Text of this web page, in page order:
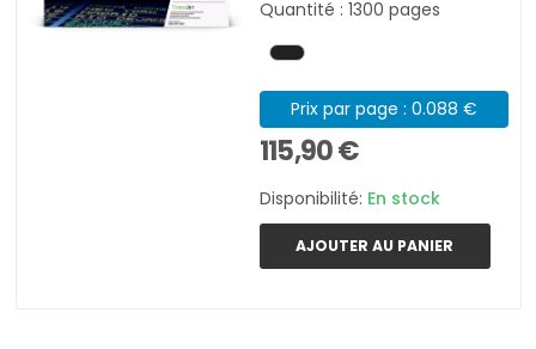
Quantité : 1300 pages
Prix par page : 0.088 €
115,90 €
Disponibilité: En stock
AJOUTER AU PANIER